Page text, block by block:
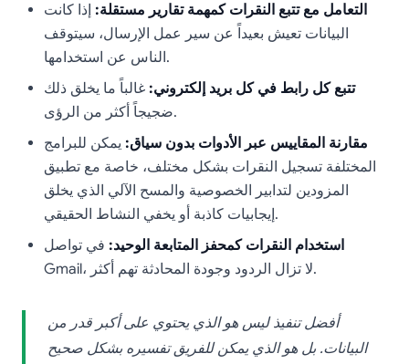
التعامل مع تتبع النقرات كمهمة تقارير مستقلة: إذا كانت
البيانات تعيش بعيداً عن سير عمل الإرسال، سيتوقف
الناس عن استخدامها.
تتبع كل رابط في كل بريد إلكتروني: غالباً ما يخلق ذلك
ضجيجاً أكثر من الرؤى.
مقارنة المقاييس عبر الأدوات بدون سياق: يمكن للبرامج
المختلفة تسجيل النقرات بشكل مختلف، خاصة مع تطبيق
المزودين لتدابير الخصوصية والمسح الآلي الذي يخلق
إيجابيات كاذبة أو يخفي النشاط الحقيقي.
استخدام النقرات كمحفز المتابعة الوحيد: في تواصل
Gmail، لا تزال الردود وجودة المحادثة تهم أكثر.
أفضل تنفيذ ليس هو الذي يحتوي على أكبر قدر من
البيانات. بل هو الذي يمكن للفريق تفسيره بشكل صحيح